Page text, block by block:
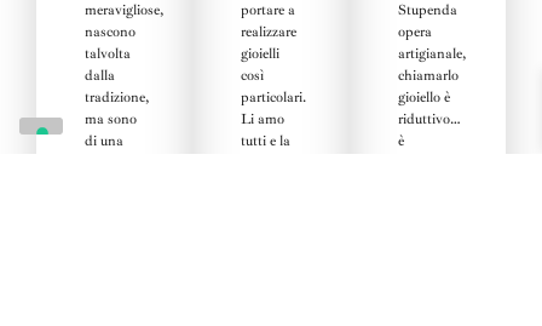
meravigliose,
nascono
talvolta
dalla
tradizione,
ma sono
di una
portare a
realizzare
gioielli
così
particolari.
Li amo
tutti e la
Stupenda
opera
artigianale,
chiamarlo
gioiello è
riduttivo…
è